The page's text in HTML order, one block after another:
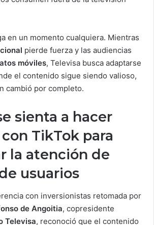
en un momento cualquiera. Mientras
pierde fuerza y las audiencias
móviles, Televisa busca adaptarse
el contenido sigue siendo valioso,
cambió por completo.
sienta a hacer
TikTok para
la atención de
usuarios
con inversionistas retomada por
de Angoitia, copresidente
Televisa, reconoció que el contenido